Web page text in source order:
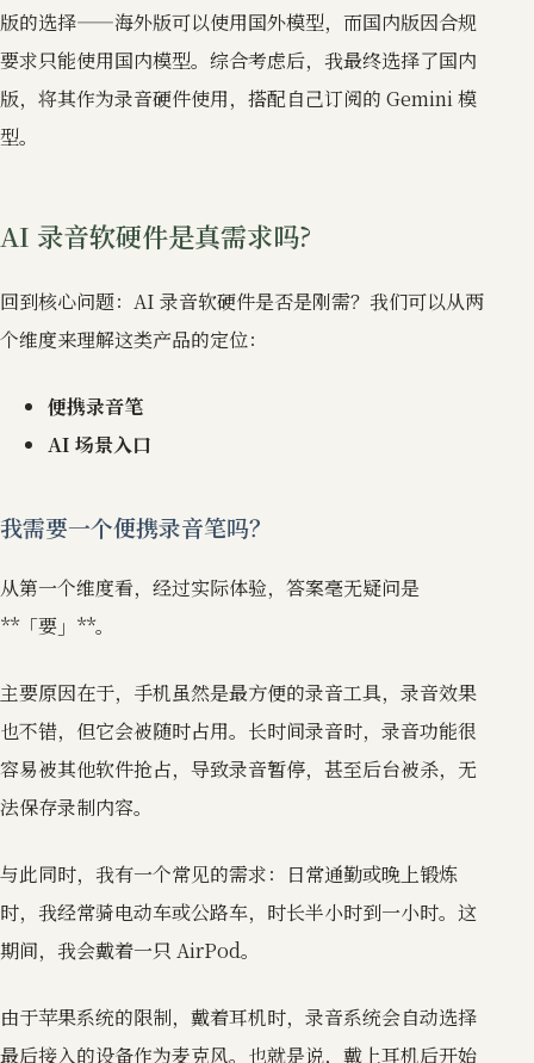
版的选择——海外版可以使用国外模型，而国内版因合规
要求只能使用国内模型。综合考虑后，我最终选择了国内
版，将其作为录音硬件使用，搭配自己订阅的 Gemini 模
型。
AI 录音软硬件是真需求吗?
回到核心问题：AI 录音软硬件是否是刚需？我们可以从两
个维度来理解这类产品的定位：
便携录音笔
AI 场景入口
我需要一个便携录音笔吗？
从第一个维度看，经过实际体验，答案毫无疑问是
**「要」**。
主要原因在于，手机虽然是最方便的录音工具，录音效果
也不错，但它会被随时占用。长时间录音时，录音功能很
容易被其他软件抢占，导致录音暂停，甚至后台被杀，无
法保存录制内容。
与此同时，我有一个常见的需求：日常通勤或晚上锻炼
时，我经常骑电动车或公路车，时长半小时到一小时。这
期间，我会戴着一只 AirPod。
由于苹果系统的限制，戴着耳机时，录音系统会自动选择
最后接入的设备作为麦克风。也就是说，戴上耳机后开始